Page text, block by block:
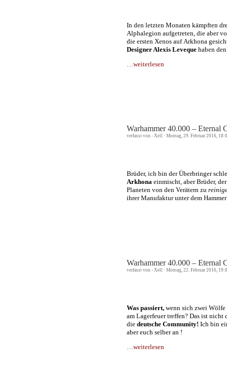
In den letzten Monaten kämpften
Alphalegion aufgetreten, die aber
die ersten Xenos auf Arkhona
Designer Alexis Leveque haben
…weiterlesen
Warhammer 40.000 – Eternal
verfasst von - Xell · Montag, 29. Februar 2016,
Brüder, ich bin der Überbringer
Arkhona einmischt, aber Brüder,
Planeten von den Verätern zu
ihrer Manufaktur unter dem
Warhammer 40.000 – Eternal
verfasst von - Xell · Montag, 22. Februar 2016,
Was passiert, wenn sich zwei
am Lagerfeuer treffen? Das ist
die deutsche Community! Ich bin
aber euch selber an !
…weiterlesen